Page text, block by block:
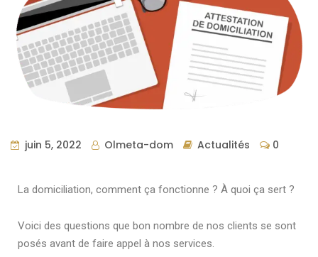
juin 5, 2022 Olmeta-dom Actualités 0
La domiciliation, comment ça fonctionne ? À quoi ça sert ?
Voici des questions que bon nombre de nos clients se sont
posés avant de faire appel à nos services.